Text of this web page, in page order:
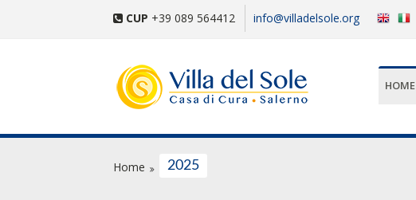
CUP +39 089 564412 info@villadelsole.org
HOME
Home 2025